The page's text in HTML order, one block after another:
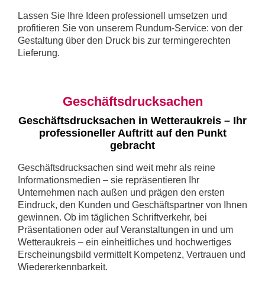
Lassen Sie Ihre Ideen professionell umsetzen und
profitieren Sie von unserem Rundum-Service: von der
Gestaltung über den Druck bis zur termingerechten
Lieferung.
Geschäftsdrucksachen
Geschäftsdrucksachen in Wetteraukreis – Ihr
professioneller Auftritt auf den Punkt
gebracht
Geschäftsdrucksachen sind weit mehr als reine
Informationsmedien – sie repräsentieren Ihr
Unternehmen nach außen und prägen den ersten
Eindruck, den Kunden und Geschäftspartner von Ihnen
gewinnen. Ob im täglichen Schriftverkehr, bei
Präsentationen oder auf Veranstaltungen in und um
Wetteraukreis – ein einheitliches und hochwertiges
Erscheinungsbild vermittelt Kompetenz, Vertrauen und
Wiedererkennbarkeit.